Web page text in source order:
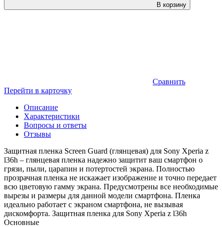
В корзину
Сравнить
Перейти в карточку
Описание
Характеристики
Вопросы и ответы
Отзывы
Защитная пленка Screen Guard (глянцевая) для Sony Xperia z
l36h – глянцевая пленка надежно защитит ваш смартфон о
грязи, пыли, царапин и потертостей экрана. Полностью
прозрачная пленка не искажает изображение и точно передает
всю цветовую гамму экрана. Предусмотрены все необходимые
вырезы и размеры для данной модели смартфона. Пленка
идеально работает с экраном смартфона, не вызывая
дискомфорта. Защитная пленка для Sony Xperia z l36h
Основные